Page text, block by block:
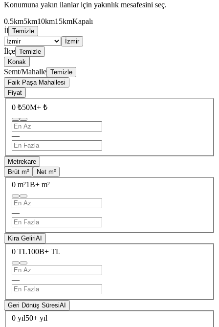
Konumuna yakın ilanlar için yakınlık mesafesini seç.
0.5km5km10km15kmKapalı
İl Temizle
İzmir
İlçe Temizle
Konak
Semt/Mahalle Temizle
Faik Paşa Mahallesi
Fiyat
0 ₺50M+ ₺
—
Metrekare
Brüt m²
Net m²
0 m²1B+ m²
—
Kira GeliriAI
0 TL100B+ TL
—
Geri Dönüş SüresiAI
0 yıl50+ yıl